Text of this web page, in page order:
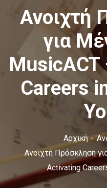
Ανοιχτή
για
Careers
Αρχική
Ανοιχτή Πρόσκληση
Activating